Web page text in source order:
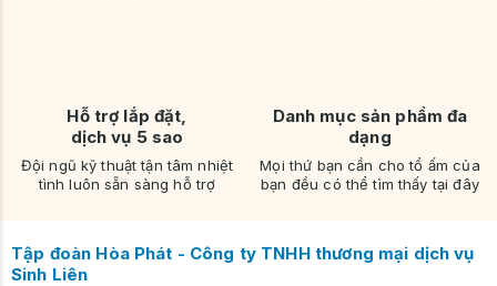
Hỗ trợ lắp đặt,
dịch vụ 5 sao
Đội ngũ kỹ thuật tận tâm nhiệt
tình luôn sẵn sàng hỗ trợ
Danh mục sản phẩm đa
dạng
Mọi thứ bạn cần cho tổ ấm của
bạn đều có thể tìm thấy tại đây
Tập đoàn Hòa Phát - Công ty TNHH thương mại dịch vụ
Sinh Liên